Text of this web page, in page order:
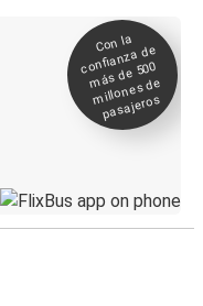
Con la
confianza de
más de 500
millones de
pasajeros